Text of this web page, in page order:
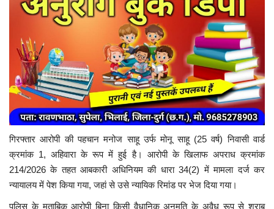
गिरफ्तार आरोपी की पहचान मनोज साहू उर्फ मोनू साहू (25 वर्ष) निवासी वार्ड
क्रमांक 1, अहिवारा के रूप में हुई है। आरोपी के खिलाफ अपराध क्रमांक
214/2026 के तहत आबकारी अधिनियम की धारा 34(2) में मामला दर्ज कर
न्यायालय में पेश किया गया, जहां से उसे न्यायिक रिमांड पर भेज दिया गया।
पुलिस के मुताबिक आरोपी बिना किसी वैधानिक अनुमति के अवैध रूप से शराब